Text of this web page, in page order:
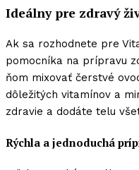
Ideálny pre zdravý
Ak sa rozhodnete pre
pomocníka na prípravu
ňom mixovať čerstvé
dôležitých vitamínov a
zdravie a dodáte telu
Rýchla a jednoduchá